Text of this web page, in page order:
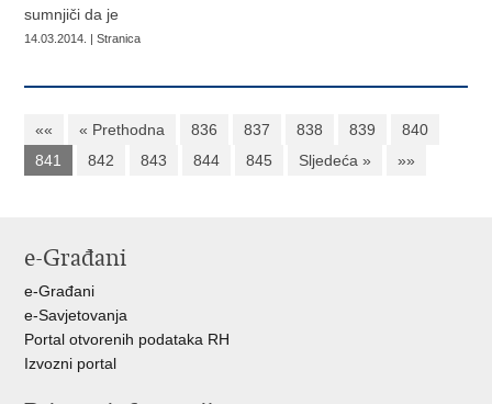
sumnjiči da je
14.03.2014. | Stranica
«« « Prethodna 836 837 838 839
840
841
842 843 844 845 Sljedeća » »»
e-Građani
e-Građani
e-Savjetovanja
Portal otvorenih podataka RH
Izvozni portal